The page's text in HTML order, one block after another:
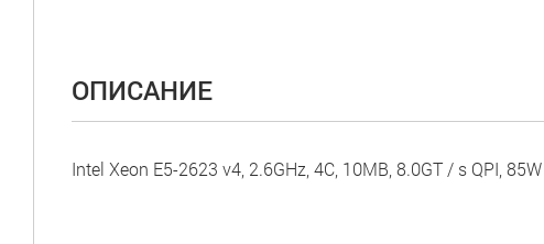
ОПИСАНИЕ
Intel Xeon E5-2623 v4, 2.6GHz, 4C, 10MB, 8.0GT / s QPI, 85W